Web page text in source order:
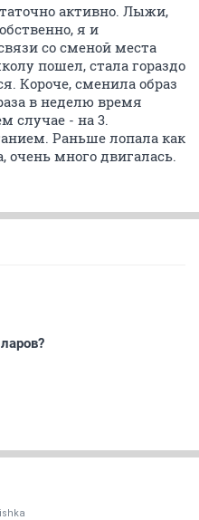
активно. Лыжи,
я и
со сменой места
пошел, стала гораздо
Короче, сменила образ
в неделю время
случае - на 3.
Раньше лопала как
очень много двигалась.